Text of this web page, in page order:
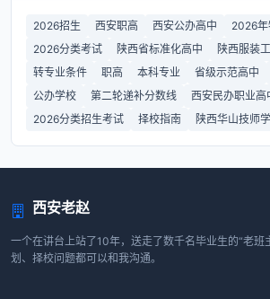
2026招生 西安职高 西安公办高中
2026年
2026分类考试
陕西省标准化高中 陕西服装
转专业条件
职高 本科专业 省级示范高中
公办学校
第二轮递补分数线 西安民办职业高
2026分类招生考试
择校指南 陕西华山技师
西安老赵
一个在讲台上站了10年，送走了数千名毕业生的“老班
划、择校问题都可以和我沟通。